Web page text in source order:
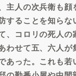
主人の次兵衛も顔
ることを知ら
、コロリの死人
せて五、六人が
った。これも